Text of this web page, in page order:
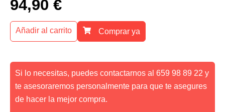
94,90 €
Añadir al carrito Comprar ya
Si lo necesitas, puedes contactarnos al 659 98 89 22 y
te asesoraremos personalmente para que te asegures
de hacer la mejor compra.